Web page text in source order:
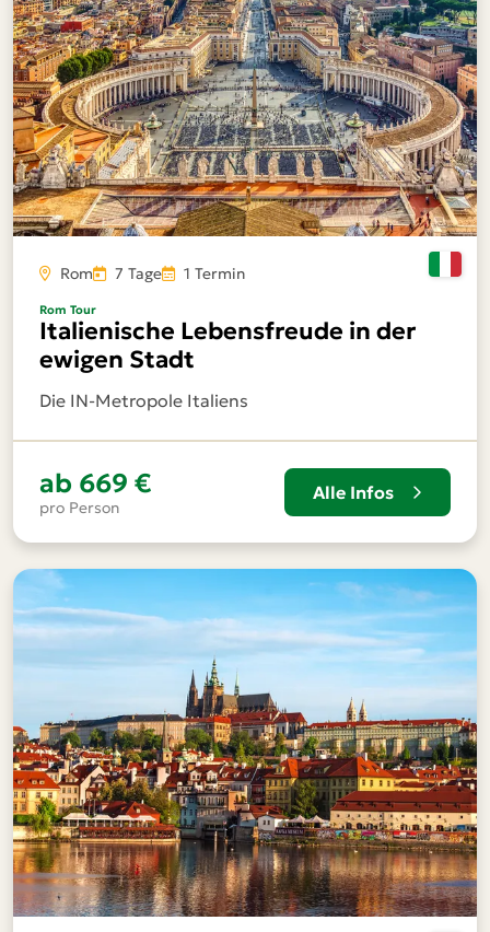
Rom 7 Tage 1 Termin
Rom Tour
Italienische Lebensfreude in der
ewigen Stadt
Die IN-Metropole Italiens
ab 669 €
pro Person
Alle Infos